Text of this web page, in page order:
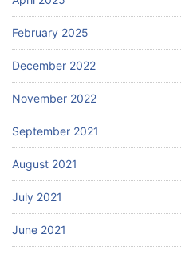
February 2025
December 2022
November 2022
September 2021
August 2021
July 2021
June 2021